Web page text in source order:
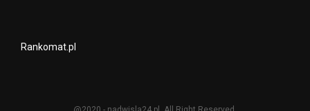
Rankomat.pl